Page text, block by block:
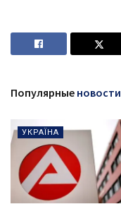
Популярные новости
УКРАЇНА